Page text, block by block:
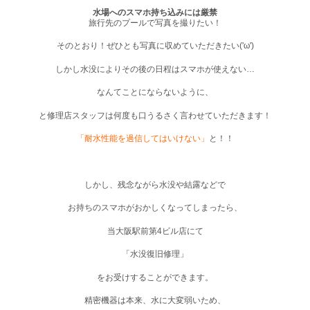
水場へのスマホ持ち込みには厳禁
旅行先のプールで写真を撮りたい！
そのとおり！ぜひとも写真に収めていただきたい('ω')
しかし水没によりその後の日程はスマホが使えない…
なんてことにならないように、
と修理店スタッフは何度も口うるさく言わせていただきます！
「耐水性能を過信してはいけない」 と！！
しかし、残念ながら水没や結露などで
お持ちのスマホがおかしくなってしまったら、
当大阪駅前第4ビル店にて
「水没復旧修理」
をお受けすることができます。
精密機器は本来、水に大変弱いため、